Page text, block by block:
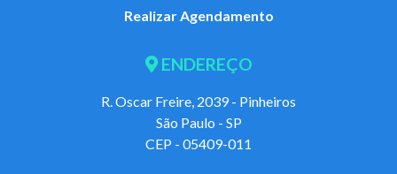
Realizar Agendamento
ENDEREÇO
R. Oscar Freire, 2039 - Pinheiros
São Paulo - SP
CEP - 05409-011